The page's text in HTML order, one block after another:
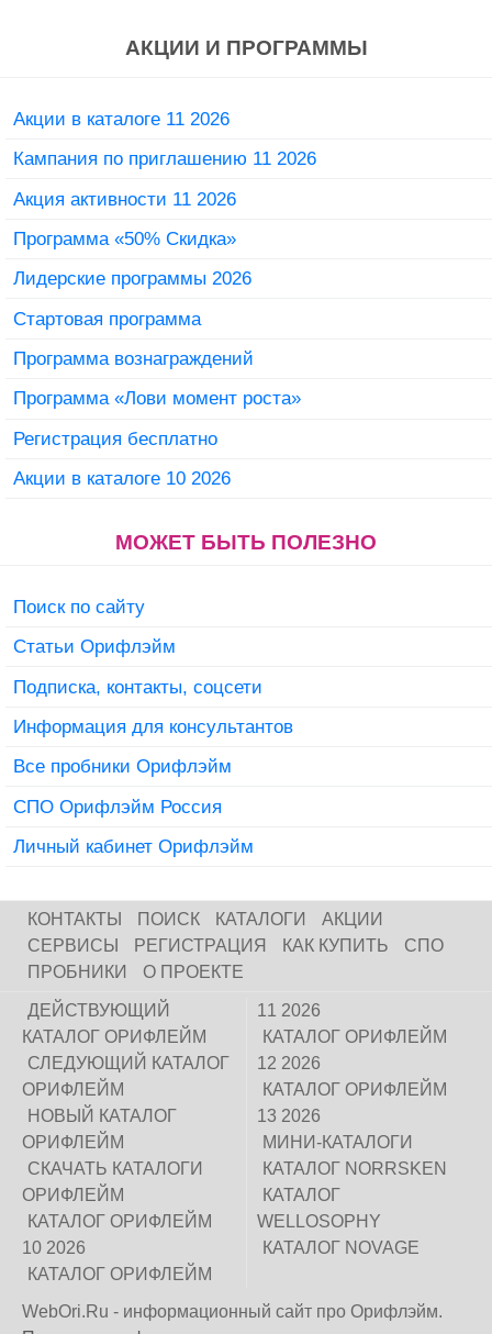
АКЦИИ И ПРОГРАММЫ
Акции в каталоге 11 2026
Кампания по приглашению 11 2026
Акция активности 11 2026
Программа «50% Скидка»
Лидерские программы 2026
Стартовая программа
Программа вознаграждений
Программа «Лови момент роста»
Регистрация бесплатно
Акции в каталоге 10 2026
МОЖЕТ БЫТЬ ПОЛЕЗНО
Поиск по сайту
Статьи Орифлэйм
Подписка, контакты, соцсети
Информация для консультантов
Все пробники Орифлэйм
СПО Орифлэйм Россия
Личный кабинет Орифлэйм
КОНТАКТЫ ПОИСК КАТАЛОГИ
АКЦИИ
СЕРВИСЫ
РЕГИСТРАЦИЯ КАК КУПИТЬ
СПО
ПРОБНИКИ
О ПРОЕКТЕ
ДЕЙСТВУЮЩИЙ
КАТАЛОГ ОРИФЛЕЙМ
СЛЕДУЮЩИЙ КАТАЛОГ
ОРИФЛЕЙМ
НОВЫЙ КАТАЛОГ
ОРИФЛЕЙМ
СКАЧАТЬ КАТАЛОГИ
ОРИФЛЕЙМ
КАТАЛОГ ОРИФЛЕЙМ
10 2026
КАТАЛОГ ОРИФЛЕЙМ
11 2026
КАТАЛОГ ОРИФЛЕЙМ
12 2026
КАТАЛОГ ОРИФЛЕЙМ
13 2026
МИНИ-КАТАЛОГИ
КАТАЛОГ NORRSKEN
КАТАЛОГ
WELLOSOPHY
КАТАЛОГ NOVAGE
WebOri.Ru - информационный сайт про Орифлэйм.